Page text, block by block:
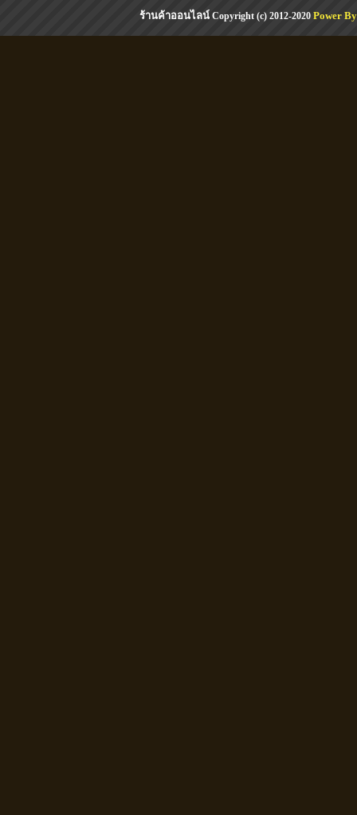
ร้านค้าออนไลน์ Copyright (c) 2012-2020 Power